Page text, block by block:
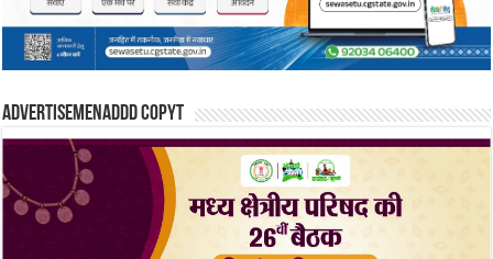
Advertisemenaddd copyt